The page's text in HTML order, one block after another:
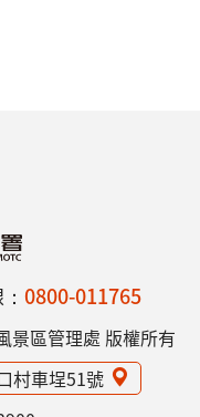
0800-011765
景區管理處 版權所有
村車埕51號